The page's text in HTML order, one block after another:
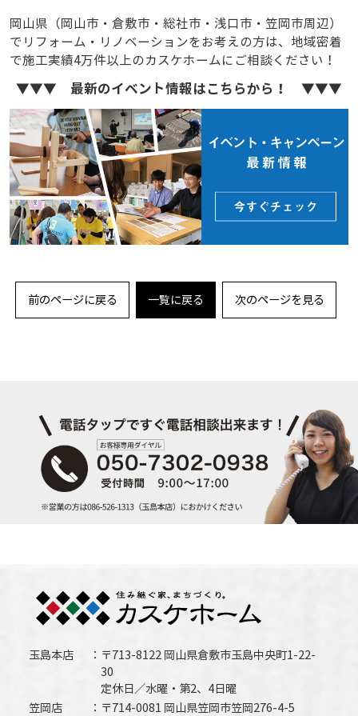
岡山県（岡山市・倉敷市・総社市・浅口市・笠岡市周辺）
でリフォーム・リノベーションをお考えの方は、地域密着
で施工実績4万件以上のカスケホームにご相談ください！
▼▼▼ 最新のイベント情報はこちらから！ ▼▼▼
前のページに戻る 一覧に戻る 次のページを見る
玉島本店
〒713-8122 岡山県倉敷市玉島中央町1-22-
30
定休日／水曜・第2、4日曜
笠岡店
〒714-0081 岡山県笠岡市笠岡276-4-5